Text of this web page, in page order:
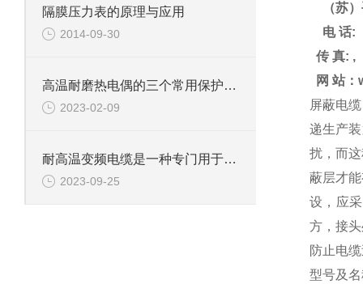
隔膜压力表的原理与应用
2014-09-30
高温耐磨热电偶的三个常用保护套管材质
2023-02-09
耐高温变频电缆是一种专门用于高温和变频器环境的电缆
2023-09-25
（苏
电 话:
传 真: ,
网 站：
屏蔽电
递生产
扰，而
蔽层才
设，应
方，接
防止电
型号及